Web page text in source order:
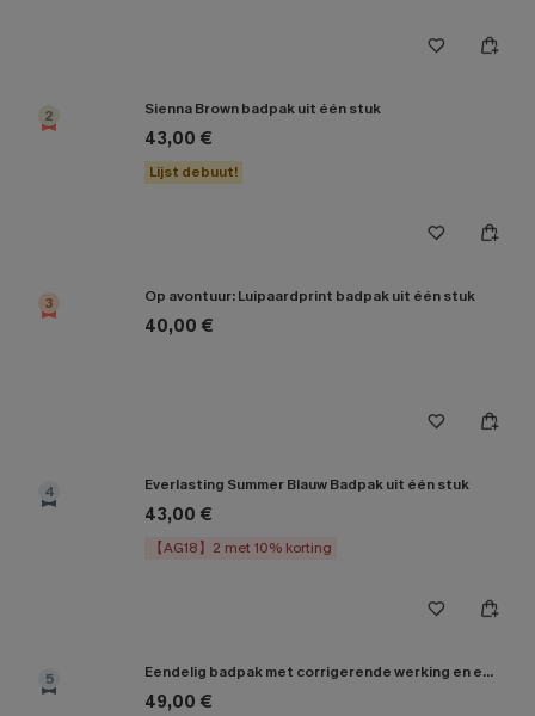
2 Sienna Brown badpak uit één stuk
43,00 €
Lijst debuut!
3 Op avontuur: Luipaardprint badpak uit één stuk
40,00 €
4 Everlasting Summer Blauw Badpak uit één stuk
43,00 €
【AG18】2 met 10% korting
5 Eendelig badpak met corrigerende werking en een vervaagde zonsondergang
49,00 €